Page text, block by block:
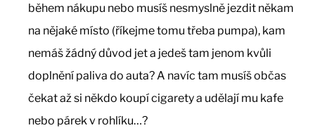
během nákupu nebo musíš nesmyslně jezdit někam
na nějaké místo (říkejme tomu třeba pumpa), kam
nemáš žádný důvod jet a jedeš tam jenom kvůli
doplnění paliva do auta? A navíc tam musíš občas
čekat až si někdo koupí cigarety a udělají mu kafe
nebo párek v rohlíku…?